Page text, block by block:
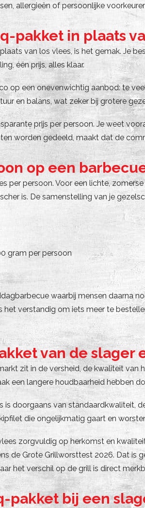
allergieën of persoonlijke
pakket in plaats
van los vlees, is het gemak. Je
één prijs, alles klaar.
op een onevenwichtig aanbod: te
en balans, wat zeker bij grotere
prijs per persoon. Je weet
worden gedeeld, maakt dat de
op een
per persoon. Voor een lichte,
is. De samenstelling van je
gram per persoon
waarbij mensen daarna
verstandig om iets meer te
van de slager
zit in de versheid, de kwaliteit van
een langere houdbaarheid hebben
doorgaans van standaardkwaliteit,
die ongelijkmatig gaart en
zorgvuldig op herkomst en
de Grote Grillworsttest 2026. Dat is
het verschil op de grill is direct
pakket bij een